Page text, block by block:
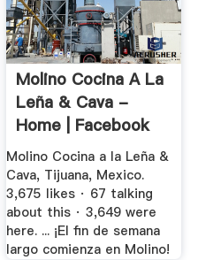
Molino Cocina A La
Leña & Cava -
Home | Facebook
Molino Cocina a la Leña &
Cava, Tijuana, Mexico.
3,675 likes · 67 talking
about this · 3,649 were
here. ... ¡El fin de semana
largo comienza en Molino!